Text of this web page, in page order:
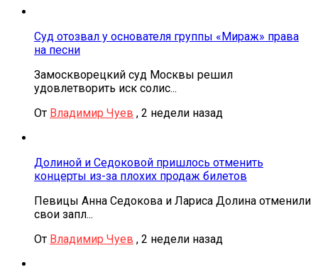
Суд отозвал у основателя группы «Мираж» права
на песни
Замоскворецкий суд Москвы решил
удовлетворить иск солис...
От Владимир Чуев , 2 недели назад
Долиной и Седоковой пришлось отменить
концерты из-за плохих продаж билетов
Певицы Анна Седокова и Лариса Долина отменили
свои запл...
От Владимир Чуев , 2 недели назад